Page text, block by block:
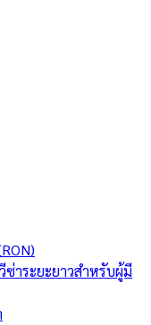
ซ่าระยะยาวสำหรับผู้มี